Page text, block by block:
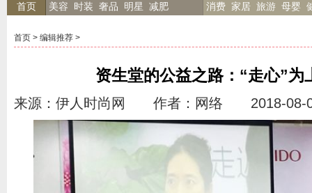
首页 美容 时装 奢品 明星 减肥 消费 家居 旅游 母婴
首页 > 编辑推荐 >
资生堂的公益之路：“走心”为
来源：伊人时尚网 作者：网络 2018-08-